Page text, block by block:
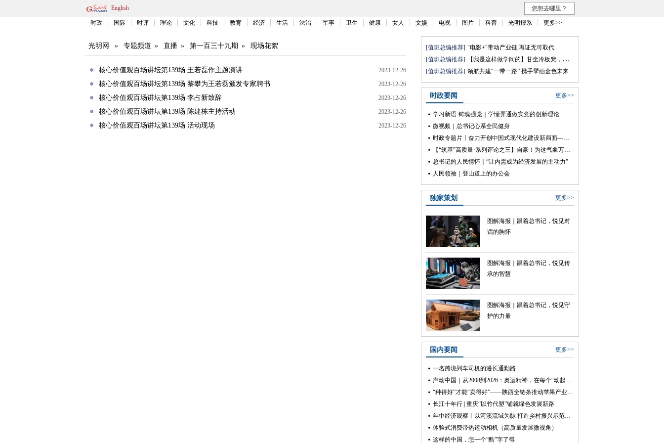
English 您想去哪里？
时政 国际 时评 理论 文化 科技 教育 经济 生活 法治 军事 卫生 健康 女人 文娱 电视 图片 科普 光明报系 更多>>
光明网 » 专题频道 » 直播 » 第一百三十九期 » 现场花絮
核心价值观百场讲坛第139场 王若磊作主题演讲 2023-12-26
核心价值观百场讲坛第139场 黎攀为王若磊颁发专家聘书 2023-12-26
核心价值观百场讲坛第139场 李占新致辞 2023-12-26
核心价值观百场讲坛第139场 陈建栋主持活动 2023-12-26
核心价值观百场讲坛第139场 活动现场 2023-12-26